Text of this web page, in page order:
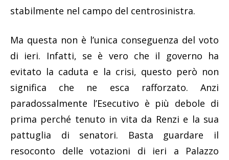
stabilmente nel campo del centrosinistra.
Ma questa non è l’unica conseguenza del voto
di ieri. Infatti, se è vero che il governo ha
evitato la caduta e la crisi, questo però non
significa che ne esca rafforzato. Anzi
paradossalmente l’Esecutivo è più debole di
prima perché tenuto in vita da Renzi e la sua
pattuglia di senatori. Basta guardare il
resoconto delle votazioni di ieri a Palazzo